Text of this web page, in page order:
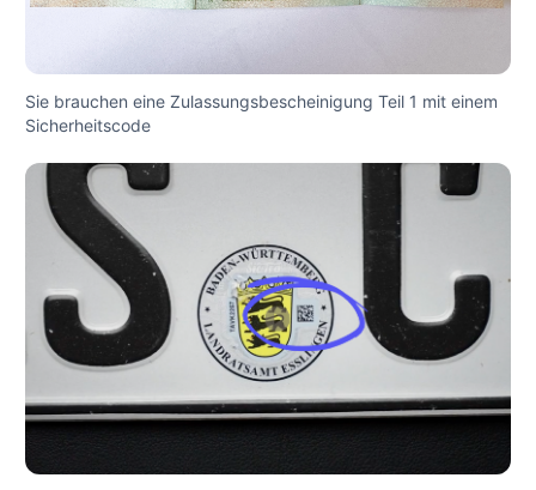
Sie brauchen eine Zulassungsbescheinigung Teil 1 mit einem
Sicherheitscode